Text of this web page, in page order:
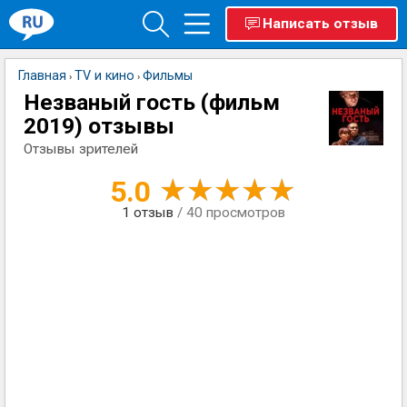
Написать отзыв
Главная › TV и кино › Фильмы
Незваный гость (фильм
2019) отзывы
Отзывы зрителей
5.0
1 отзыв / 40 просмотров